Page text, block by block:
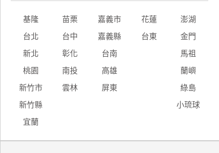
基隆 苗栗 嘉義市 花蓮 澎湖
台北 台中 嘉義縣 台東 金門
新北 彰化 台南 馬祖
桃園 南投 高雄 蘭嶼
新竹市 雲林 屏東 綠島
新竹縣 小琉球
宜蘭